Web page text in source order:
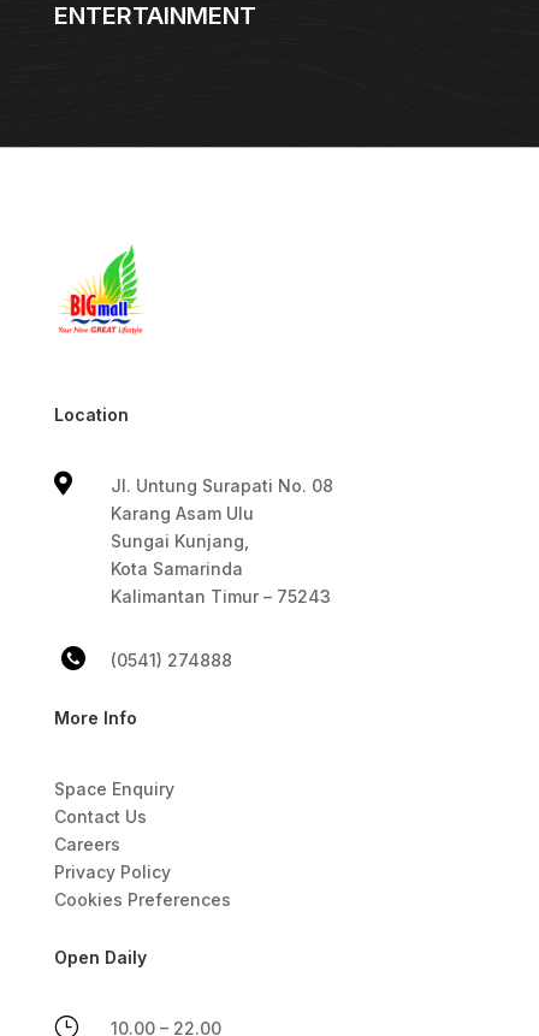
ENTERTAINMENT
Location

Jl. Untung Surapati No. 08
Karang Asam Ulu
Sungai Kunjang,
Kota Samarinda
Kalimantan Timur – 75243
(0541) 274888
More Info
Space Enquiry
Contact Us
Careers
Privacy Policy
Cookies Preferences
Open Daily
} 10.00 – 22.00